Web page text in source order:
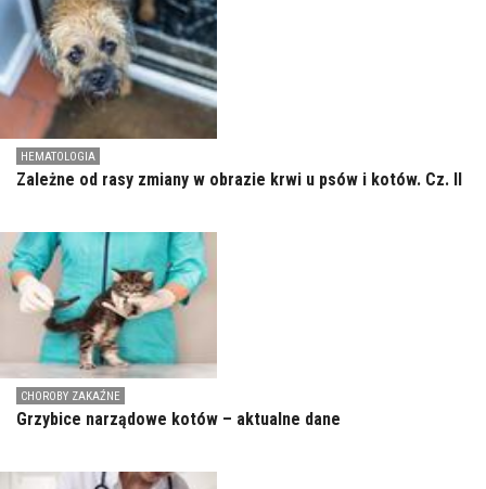
HEMATOLOGIA
Zależne od rasy zmiany w obrazie krwi u psów i kotów. Cz. II
CHOROBY ZAKAŹNE
Grzybice narządowe kotów – aktualne dane